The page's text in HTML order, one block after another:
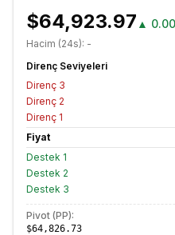
$64,923.97 ▲
Hacim (24s): -
Direnç Seviyeleri
Direnç 3
Direnç 2
Direnç 1
Fiyat
Destek 1
Destek 2
Destek 3
Pivot (PP):
$64,826.73